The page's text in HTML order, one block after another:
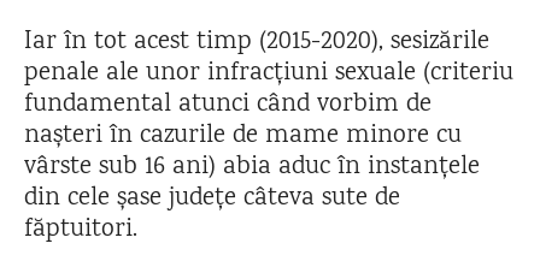
Iar în tot acest timp (2015-2020), sesizările
penale ale unor infracțiuni sexuale (criteriu
fundamental atunci când vorbim de
nașteri în cazurile de mame minore cu
vârste sub 16 ani) abia aduc în instanțele
din cele șase județe câteva sute de
făptuitori.